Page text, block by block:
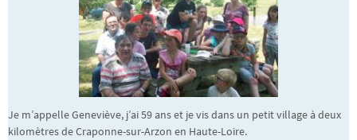
Je m’appelle Geneviève, j’ai 59 ans et je vis dans un petit village à deux
kilomètres de Craponne-sur-Arzon en Haute-Loire.